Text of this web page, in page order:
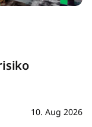
10. Aug 2026